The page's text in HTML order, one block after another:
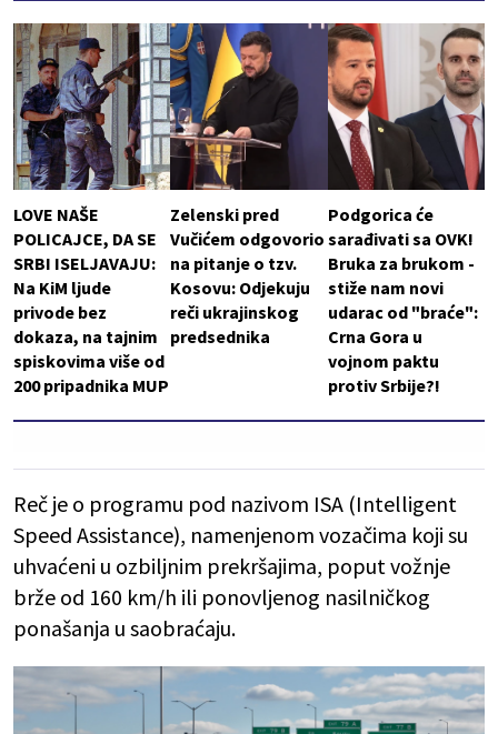
LOVE NAŠE
POLICAJCE, DA SE
SRBI ISELJAVAJU:
Na KiM ljude
privode bez
dokaza, na tajnim
spiskovima više od
200 pripadnika MUP
Zelenski pred
Vučićem odgovorio
na pitanje o tzv.
Kosovu: Odjekuju
reči ukrajinskog
predsednika
Podgorica će
sarađivati sa OVK!
Bruka za brukom -
stiže nam novi
udarac od "braće":
Crna Gora u
vojnom paktu
protiv Srbije?!
Reč je o programu pod nazivom ISA (Intelligent
Speed Assistance), namenjenom vozačima koji su
uhvaćeni u ozbiljnim prekršajima, poput vožnje
brže od 160 km/h ili ponovljenog nasilničkog
ponašanja u saobraćaju.